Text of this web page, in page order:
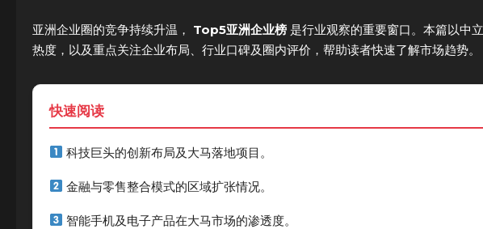
亚洲企业圈的竞争持续升温， Top5亚洲企业榜 是行业观察的重要窗口。本篇以中
热度，以及重点关注企业布局、行业口碑及圈内评价，帮助读者快速了解市场趋势。
快速阅读
科技巨头的创新布局及大马落地项目。
金融与零售整合模式的区域扩张情况。
智能手机及电子产品在大马市场的渗透度。